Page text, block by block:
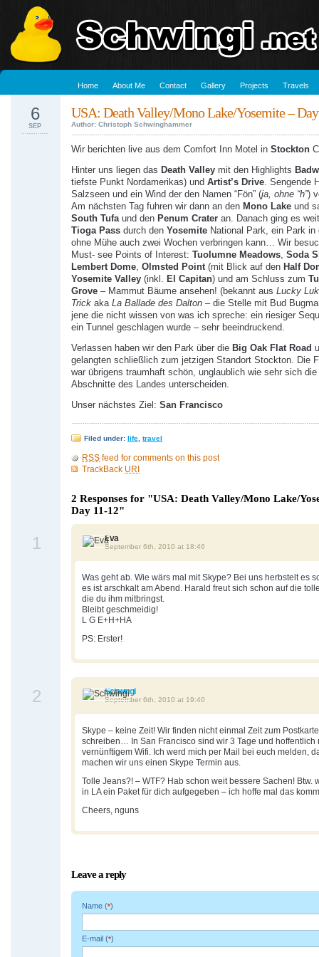
Home About Me Contact Gallery Projects Travels
USA: Death Valley/Mono Lake/Yosemite –
Author: Christoph Schwinghammer
6
SEP
Wir berichten live aus dem Comfort Inn Motel in Stockton
Hinter uns liegen das Death Valley mit den Highlights
tiefste Punkt Nordamerikas) und Artist’s Drive. Sengende
Salzseen und ein Wind der den Namen “Fön” (ja, ohne “h”)
Am nächsten Tag fuhren wir dann an den Mono Lake und
South Tufaund den Penum Crater an. Danach ging es
Tioga Pass durch den Yosemite National Park, ein Park in
ohne Mühe auch zwei Wochen verbringen kann… Wir
Must- see Points of Interest: Tuolumne Meadows, Soda
Lembert Dome, Olmsted Point(mit Blick auf den Half
Yosemite Valley (inkl. El Capitan) und am Schluss zum
Grove – Mammut Bäume ansehen! (bekannt aus Lucky
Trick aka La Ballade des Dalton – die Stelle mit Bud
jene die nicht wissen von was ich spreche: ein riesiger
ein Tunnel geschlagen wurde – sehr beeindruckend.
Verlassen haben wir den Park über die Big Oak Flat Road
gelangten schließlich zum jetzigen Standort Stockton. Die
war übrigens traumhaft schön, unglaublich wie sehr sich die
Abschnitte des Landes unterscheiden.
Unser nächstes Ziel: San Francisco
Filed under: life travel
RSS feed for comments on this post
TrackBack URI
2 Responses for "USA: Death Valley/Mono Lake/
Day 11-12"
Eva
September 6th, 2010 at 18:46
1
Was geht ab. Wie wärs mal mit Skype? Bei uns herbstelt es
es ist arschkalt am Abend. Harald freut sich schon auf die
die du ihm mitbringst.
Bleibt geschmeidig!
L G E+H+HA
PS: Erster!
Schwingi
September 6th, 2010 at 19:40
2
Skype – keine Zeit! Wir finden nicht einmal Zeit zum
schreiben… In San Francisco sind wir 3 Tage und hoffentlich
vernünftigem Wifi. Ich werd mich per Mail bei euch melden,
machen wir uns einen Skype Termin aus.
Tolle Jeans?! – WTF? Hab schon weit bessere Sachen! Btw.
in LA ein Paket für dich aufgegeben – ich hoffe mal das
Cheers, nguns
Leave a reply
Name (*)
E-mail (*)